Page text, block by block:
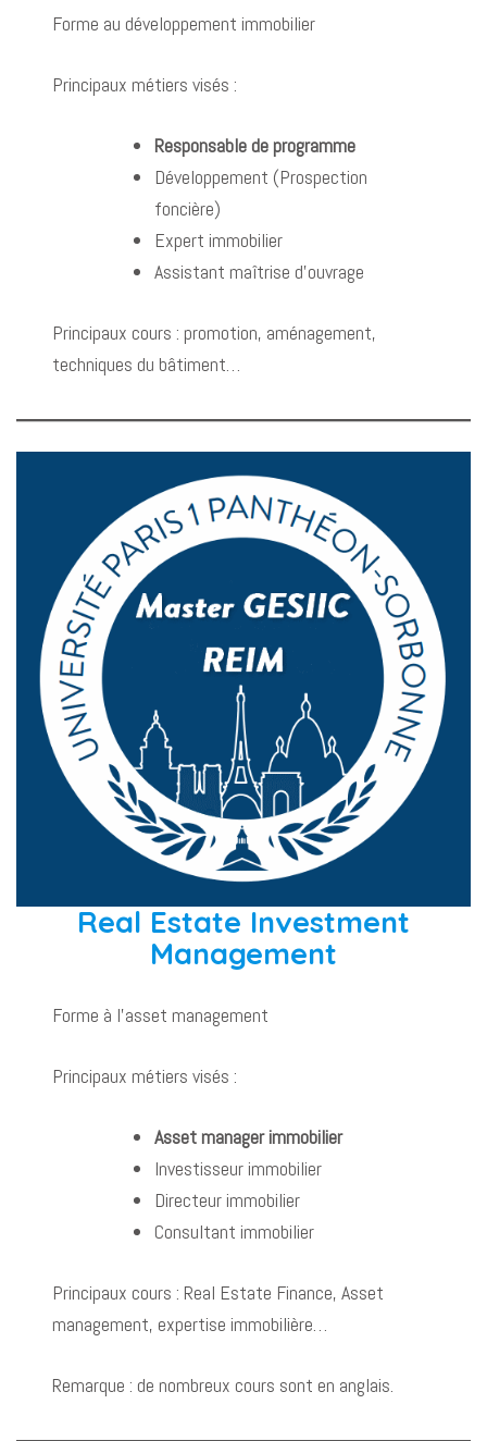
Forme au développement immobilier
Principaux métiers visés :
Responsable de programme
Développement (Prospection
foncière)
Expert immobilier
Assistant maîtrise d’ouvrage
Principaux cours : promotion, aménagement,
techniques du bâtiment…
Real Estate Investment
Management
Forme à l’asset management
Principaux métiers visés :
Asset manager immobilier
Investisseur immobilier
Directeur immobilier
Consultant immobilier
Principaux cours : Real Estate Finance, Asset
management, expertise immobilière…
Remarque : de nombreux cours sont en anglais.